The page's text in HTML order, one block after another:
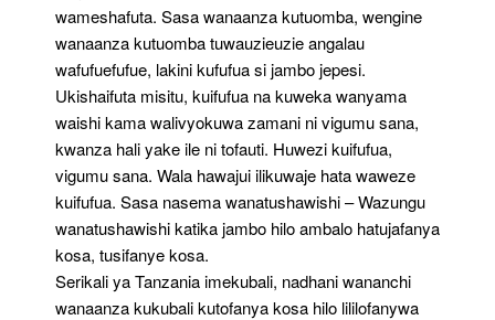
wameshafuta. Sasa wanaanza kutuomba, wengine
wanaanza kutuomba tuwauzieuzie angalau
wafufuefufue, lakini kufufua si jambo jepesi.
Ukishaifuta misitu, kuifufua na kuweka wanyama
waishi kama walivyokuwa zamani ni vigumu sana,
kwanza hali yake ile ni tofauti. Huwezi kuifufua,
vigumu sana. Wala hawajui ilikuwaje hata waweze
kuifufua. Sasa nasema wanatushawishi – Wazungu
wanatushawishi katika jambo hilo ambalo hatujafanya
kosa, tusifanye kosa.
Serikali ya Tanzania imekubali, nadhani wananchi
wanaanza kukubali kutofanya kosa hilo lililofanywa